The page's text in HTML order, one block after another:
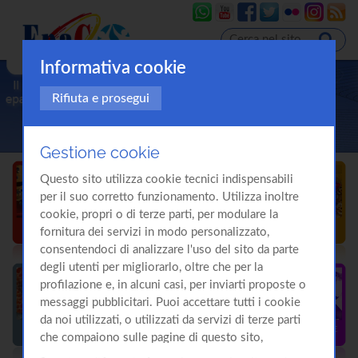
Informativa cookie
Rifiuta e prosegui
Gestione cookie
Questo sito utilizza cookie tecnici indispensabili
per il suo corretto funzionamento. Utilizza inoltre
cookie, propri o di terze parti, per modulare la
fornitura dei servizi in modo personalizzato,
consentendoci di analizzare l'uso del sito da parte
degli utenti per migliorarlo, oltre che per la
profilazione e, in alcuni casi, per inviarti proposte o
messaggi pubblicitari. Puoi accettare tutti i cookie
da noi utilizzati, o utilizzati da servizi di terze parti
che compaiono sulle pagine di questo sito,
premendo il pulsante "Accetta tutti i cookie"